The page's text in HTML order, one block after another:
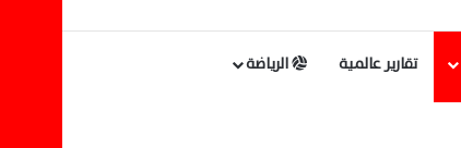
تقارير عالمية الرياضة